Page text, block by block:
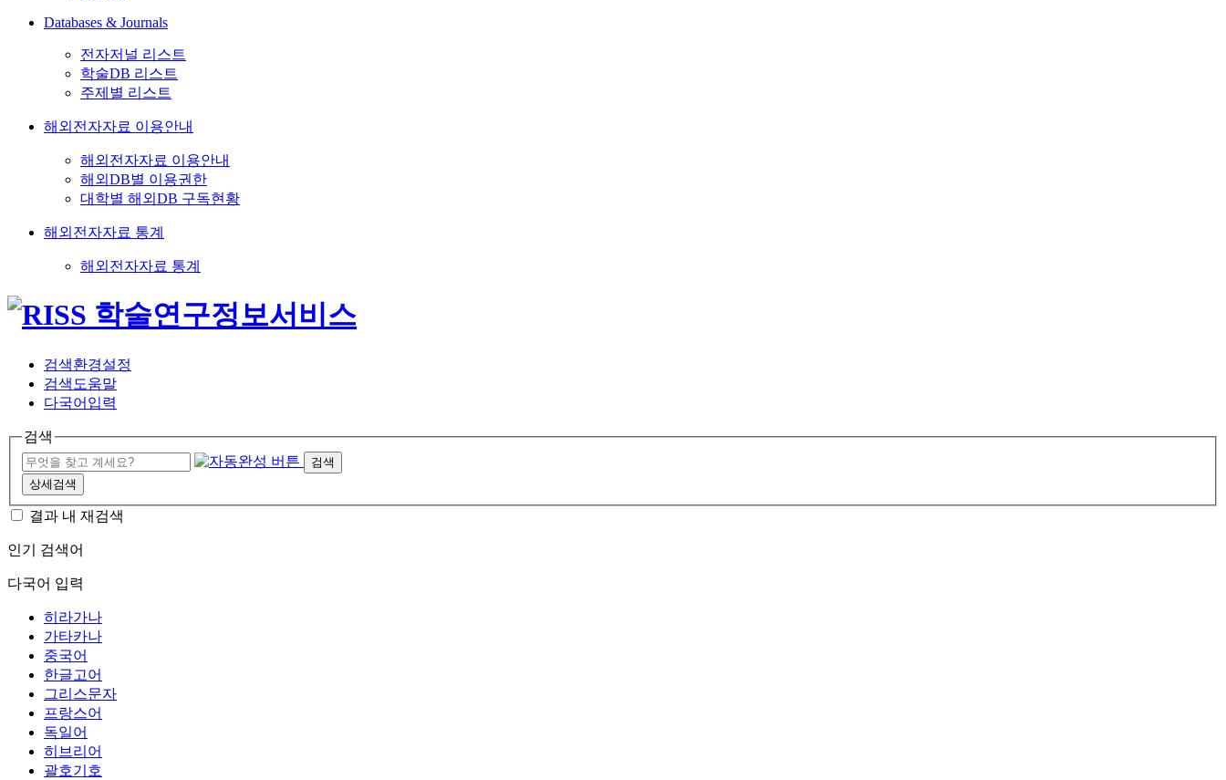
Databases & Journals
전자저널 리스트
학술DB 리스트
주제별 리스트
해외전자자료 이용안내
해외전자자료 이용안내
해외DB별 이용권한
대학별 해외DB 구독현황
해외전자자료 통계
해외전자자료 통계
검색환경설정
검색도움말
다국어입력
검색
검색
상세검색
결과 내 재검색
인기 검색어
다국어 입력
히라가나
가타카나
중국어
한글고어
그리스문자
프랑스어
독일어
히브리어
괄호기호